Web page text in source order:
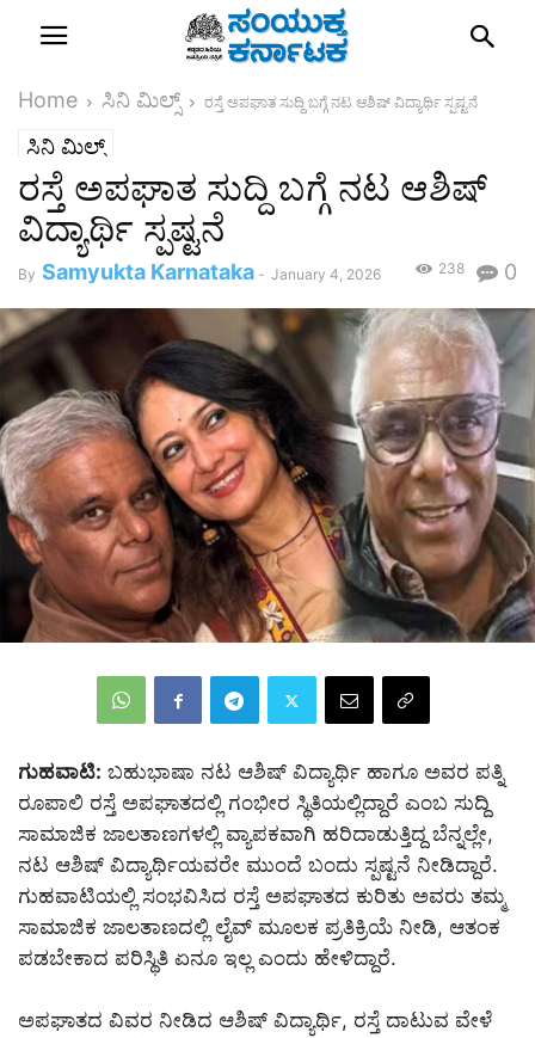
Home ಸಿನಿ ಮಿಲ್ಸ್ ರಸ್ತೆ ಅಪಘಾತ ಸುದ್ದಿ ಬಗ್ಗೆ ನಟ ಆಶಿಷ್ ವಿದ್ಯಾರ್ಥಿ ಸ್ಪಷ್ಟನೆ
ಸಿನಿ ಮಿಲ್ಸ್
ರಸ್ತೆ ಅಪಘಾತ ಸುದ್ದಿ ಬಗ್ಗೆ ನಟ ಆಶಿಷ್
ವಿದ್ಯಾರ್ಥಿ ಸ್ಪಷ್ಟನೆ
By Samyukta Karnataka - January 4, 2026 0
238
ಗುಹವಾಟಿ: ಬಹುಭಾಷಾ ನಟ ಆಶಿಷ್ ವಿದ್ಯಾರ್ಥಿ ಹಾಗೂ ಅವರ ಪತ್ನಿ
ರೂಪಾಲಿ ರಸ್ತೆ ಅಪಘಾತದಲ್ಲಿ ಗಂಭೀರ ಸ್ಥಿತಿಯಲ್ಲಿದ್ದಾರೆ ಎಂಬ ಸುದ್ದಿ
ಸಾಮಾಜಿಕ ಜಾಲತಾಣಗಳಲ್ಲಿ ವ್ಯಾಪಕವಾಗಿ ಹರಿದಾಡುತ್ತಿದ್ದ ಬೆನ್ನಲ್ಲೇ,
ನಟ ಆಶಿಷ್ ವಿದ್ಯಾರ್ಥಿಯವರೇ ಮುಂದೆ ಬಂದು ಸ್ಪಷ್ಟನೆ ನೀಡಿದ್ದಾರೆ.
ಗುಹವಾಟಿಯಲ್ಲಿ ಸಂಭವಿಸಿದ ರಸ್ತೆ ಅಪಘಾತದ ಕುರಿತು ಅವರು ತಮ್ಮ
ಸಾಮಾಜಿಕ ಜಾಲತಾಣದಲ್ಲಿ ಲೈವ್ ಮೂಲಕ ಪ್ರತಿಕ್ರಿಯೆ ನೀಡಿ, ಆತಂಕ
ಪಡಬೇಕಾದ ಪರಿಸ್ಥಿತಿ ಏನೂ ಇಲ್ಲ ಎಂದು ಹೇಳಿದ್ದಾರೆ.
ಅಪಘಾತದ ವಿವರ ನೀಡಿದ ಆಶಿಷ್ ವಿದ್ಯಾರ್ಥಿ, ರಸ್ತೆ ದಾಟುವ ವೇಳೆ